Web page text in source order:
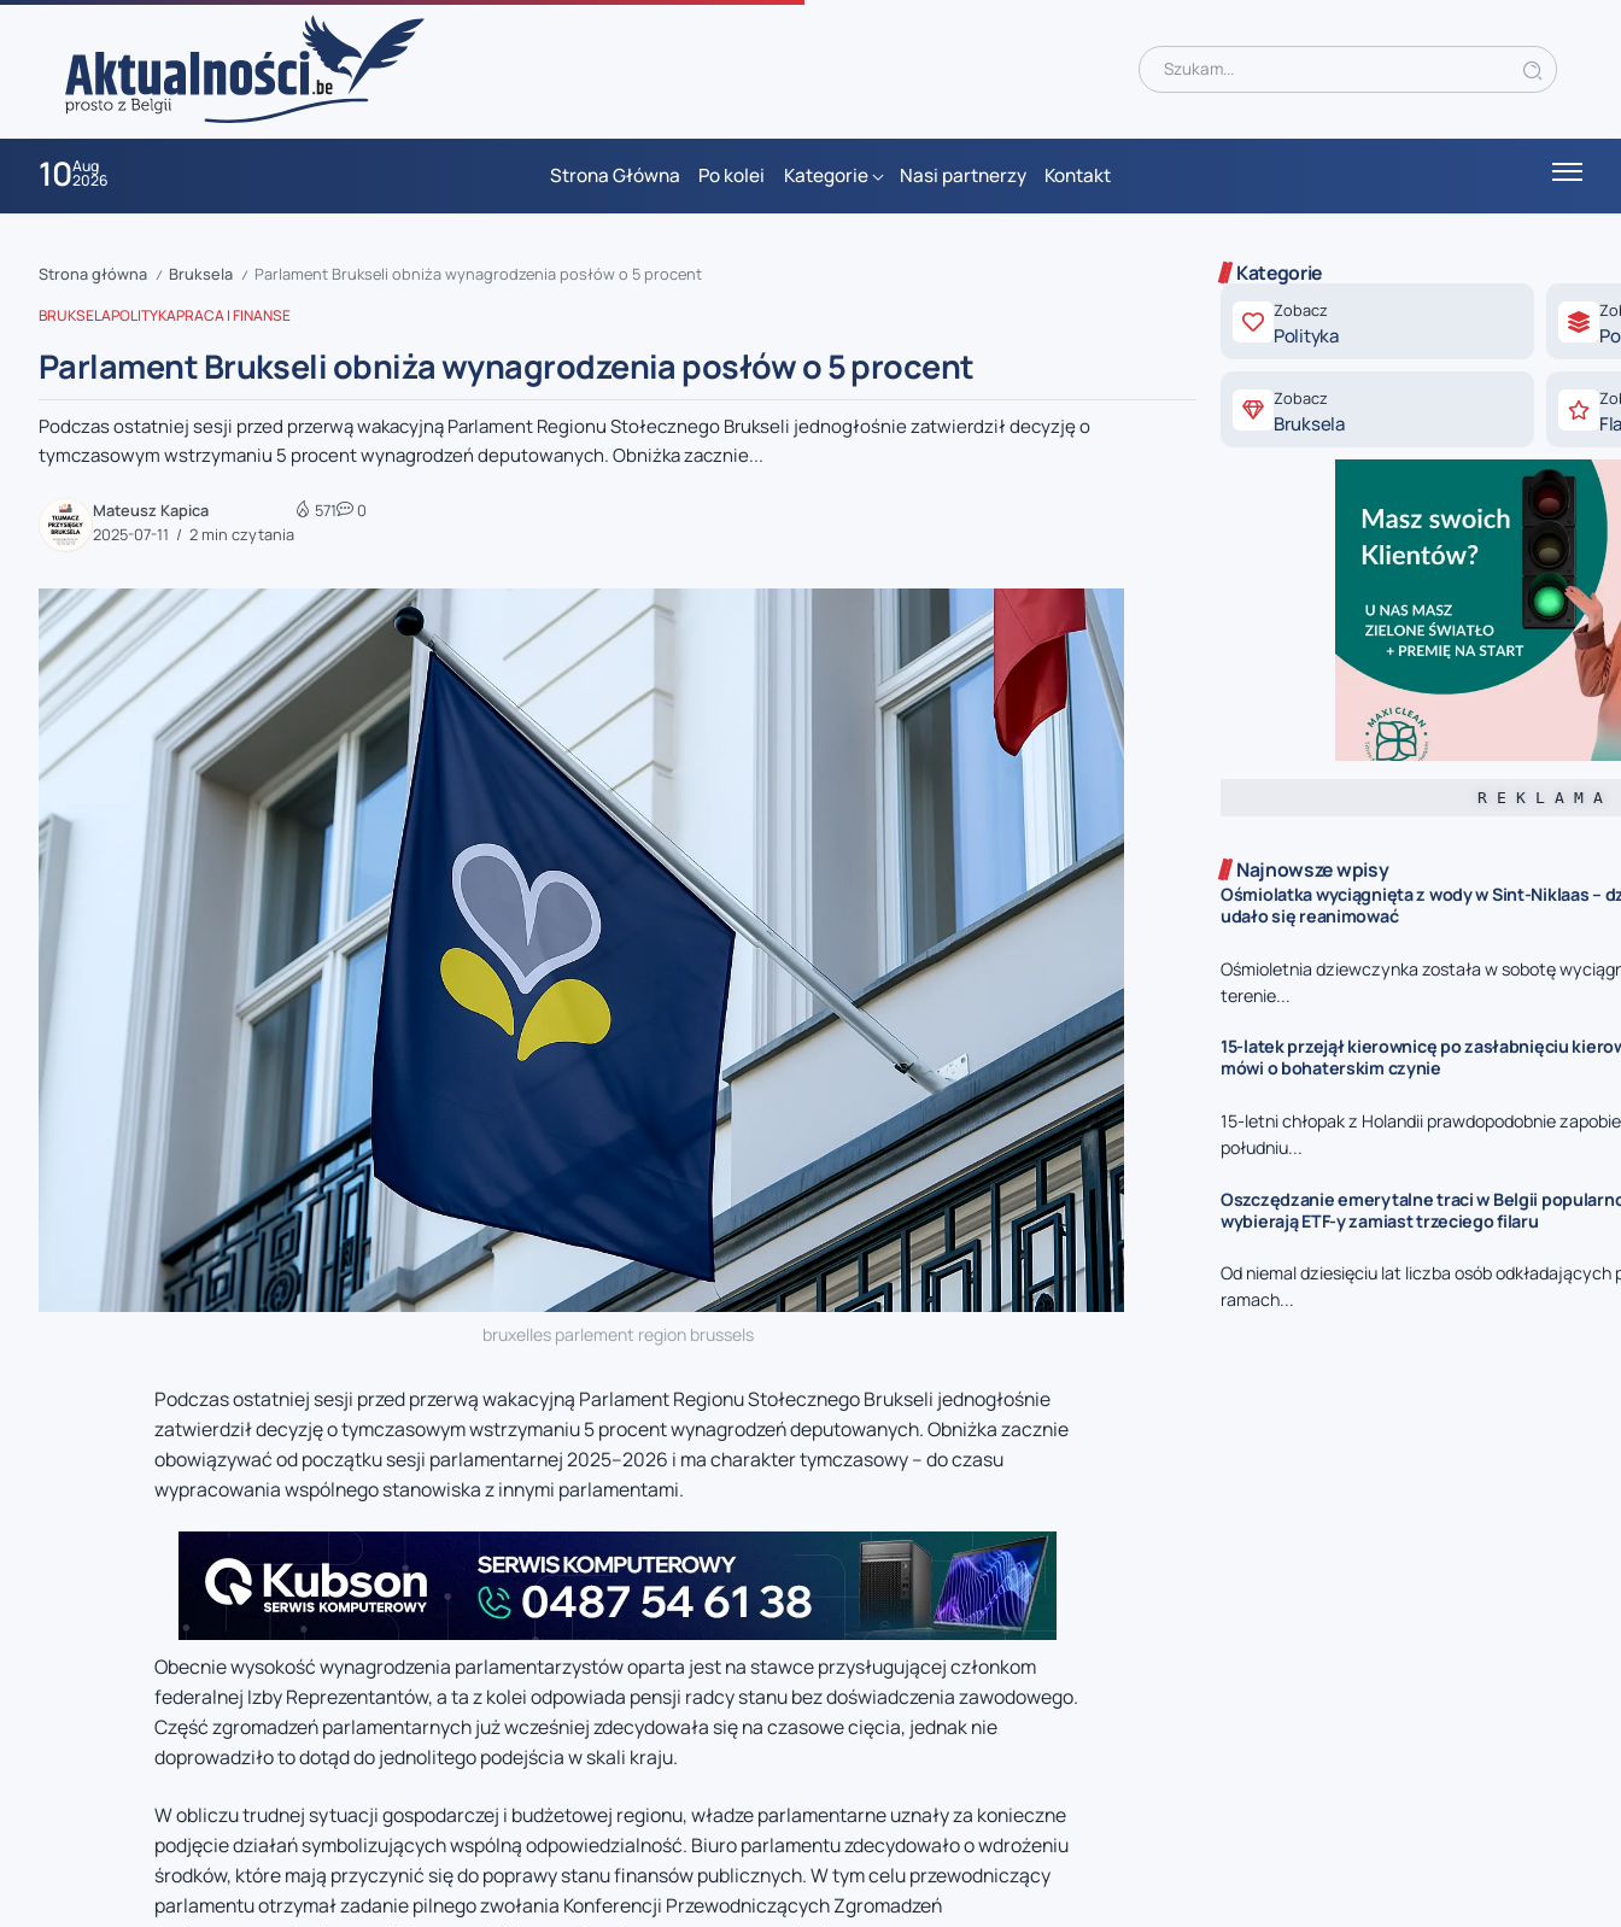
10Aug
2026 Strona Główna Po kolei Kategorie Nasi partnerzy Kontakt
zaobserwuj nas
zaobserwuj nas
zaobserwuj nas
zaobserwuj nas
zaobserwuj nas
Strona główna / Bruksela / Parlament Brukseli obniża wynagrodzenia posłów o 5 procent
BRUKSELAPOLITYKAPRACA I FINANSE
Parlament Brukseli obniża wynagrodzenia posłów o 5 procent
Podczas ostatniej sesji przed przerwą wakacyjną Parlament Regionu Stołecznego Brukseli jednogłośnie zatwierdził decyzję o
tymczasowym wstrzymaniu 5 procent wynagrodzeń deputowanych. Obniżka zacznie...
Mateusz Kapica
2025-07-11
2 min czytania
571 0
bruxelles parlement region brussels
Podczas ostatniej sesji przed przerwą wakacyjną Parlament Regionu Stołecznego Brukseli jednogłośnie
zatwierdził decyzję o tymczasowym wstrzymaniu 5 procent wynagrodzeń deputowanych. Obniżka zacznie
obowiązywać od początku sesji parlamentarnej 2025–2026 i ma charakter tymczasowy – do czasu
wypracowania wspólnego stanowiska z innymi parlamentami.
Obecnie wysokość wynagrodzenia parlamentarzystów oparta jest na stawce przysługującej członkom
federalnej Izby Reprezentantów, a ta z kolei odpowiada pensji radcy stanu bez doświadczenia zawodowego.
Część zgromadzeń parlamentarnych już wcześniej zdecydowała się na czasowe cięcia, jednak nie
doprowadziło to dotąd do jednolitego podejścia w skali kraju.
W obliczu trudnej sytuacji gospodarczej i budżetowej regionu, władze parlamentarne uznały za konieczne
podjęcie działań symbolizujących wspólną odpowiedzialność. Biuro parlamentu zdecydowało o wdrożeniu
środków, które mają przyczynić się do poprawy stanu finansów publicznych. W tym celu przewodniczący
parlamentu otrzymał zadanie pilnego zwołania Konferencji Przewodniczących Zgromadzeń
Kategorie
Zobacz
Polityka
Zobacz
Bruksela
R E K L A M A
Najnowsze wpisy
Ośmiolatka wyciągnięta z wody w Sint-Niklaas –
udało się reanimować
Ośmioletnia dziewczynka została w sobotę
terenie...
15-latek przejął kierownicę po zasłabnięciu
mówi o bohaterskim czynie
15-letni chłopak z Holandii prawdopodobnie
południu...
Oszczędzanie emerytalne traci w Belgii
wybierają ETF-y zamiast trzeciego filaru
Od niemal dziesięciu lat liczba osób odkładających
ramach...